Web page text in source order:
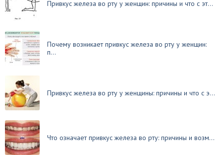
Привкус железа во рту у женщин: причины и что с эт...
Почему возникает привкус железа во рту у женщин:
п...
Привкус железа во рту у женщины: причины и что с э...
Что означает привкус железа во рту: причины и возм...